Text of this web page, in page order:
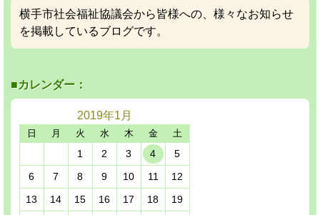
横手市社会福祉協議会から皆様への、様々なお知らせ
を掲載しているブログです。
■カレンダー：
2019年1月
日 月 火 水 木 金 土
1 2 3 4
5
6
7 8 9 10 11
12
13
14 15 16 17 18
19